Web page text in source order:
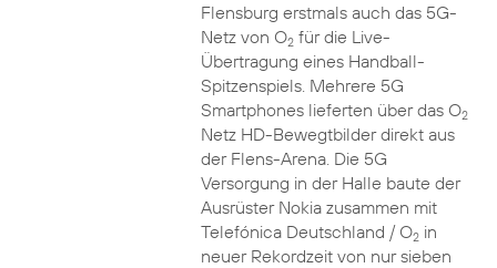
Flensburg erstmals auch das 5G-
Netz von O2für die Live-
Übertragung eines Handball-
Spitzenspiels. Mehrere 5G
Smartphones lieferten über das O2
Netz HD-Bewegtbilder direkt aus
der Flens-Arena. Die 5G
Versorgung in der Halle baute der
Ausrüster Nokia zusammen mit
Telefónica Deutschland / O2in
neuer Rekordzeit von nur sieben